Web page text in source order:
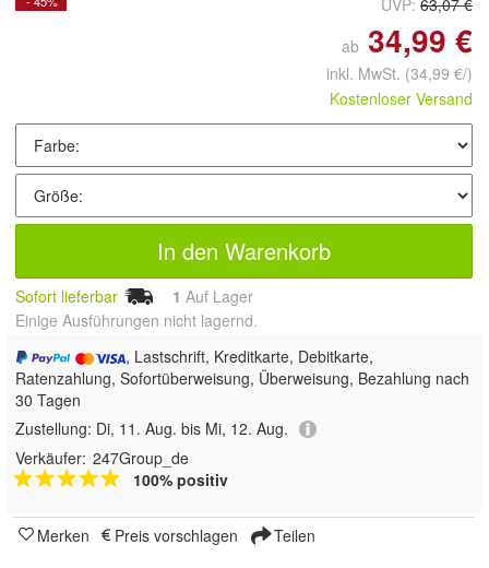
UVP: 63,07 €
ab 34,99 €
inkl. MwSt. (34,99 €/)
Kostenloser Versand
In den Warenkorb
Sofort lieferbar 1 Auf Lager
Einige Ausführungen nicht lagernd.
, Lastschrift, Kreditkarte, Debitkarte,
Ratenzahlung, Sofortüberweisung, Überweisung, Bezahlung nach
30 Tagen
Zustellung: Di, 11. Aug. bis Mi, 12. Aug.
Verkäufer: 247Group_de
100% positiv
Merken Preis vorschlagen Teilen